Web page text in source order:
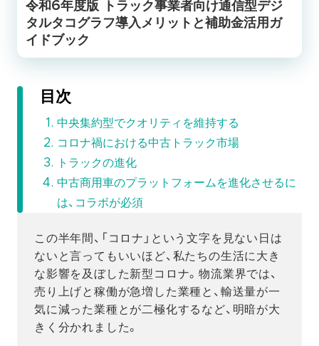
令和6年度版 トラック事業者向け通信型デジ
タルタコグラフ導入メリットと補助金活用ガ
イドブック
目次
中央集約型でクオリティを維持する
コロナ禍における中古トラック市場
トラックの進化
中古商用車のプラットフォームを進化させるに
は、コラボが必須
この半年間、「コロナ」という文字を見ない日は
ないと言ってもいいほど、私たちの生活に大き
な影響を及ぼした新型コロナ。物流業界では、
売り上げと稼働が急増した業種と、輸送量が一
気に減った業種とが二極化するなど、明暗が大
きく分かれました。